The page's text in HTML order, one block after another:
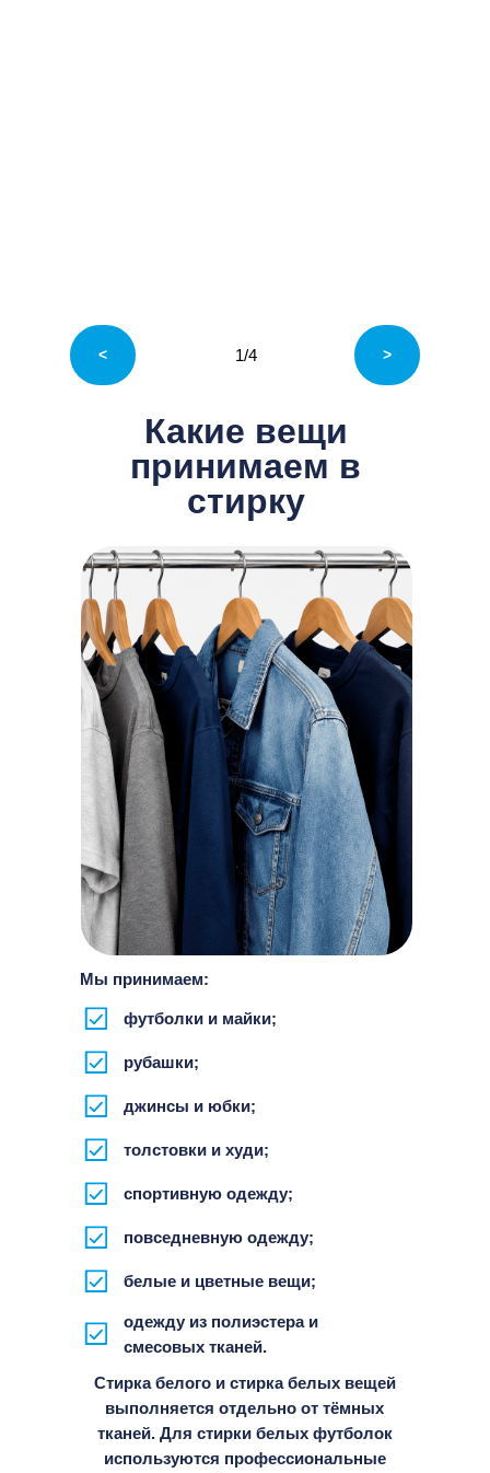
< >
1/4
Стирка белого и стирка белых вещей
выполняется отдельно от тёмных
тканей. Для стирки белых футболок
используются профессиональные
одежду из полиэстера и
смесовых тканей.
белые и цветные вещи;
повседневную одежду;
спортивную одежду;
толстовки и худи;
джинсы и юбки;
рубашки;
футболки и майки;
Мы принимаем:
Какие вещи
принимаем в
стирку